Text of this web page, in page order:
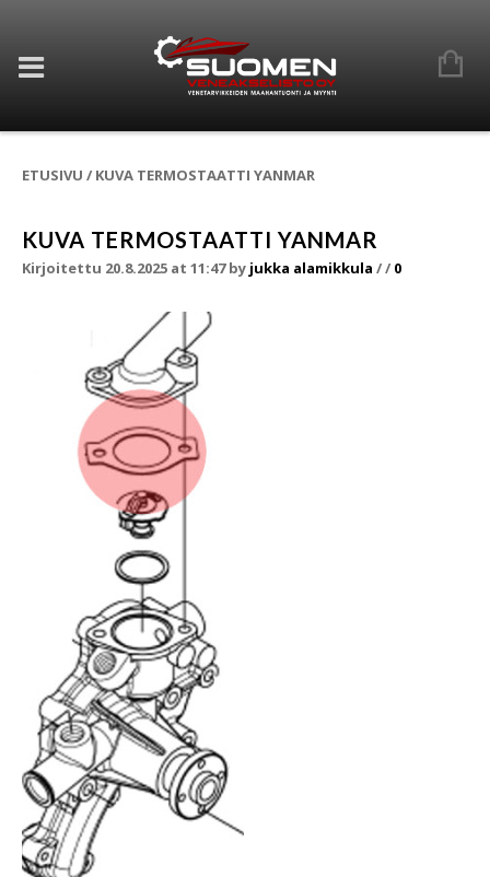
ETUSIVU / KUVA TERMOSTAATTI YANMAR
KUVA TERMOSTAATTI YANMAR
Kirjoitettu 20.8.2025 at 11:47by jukka alamikkula // 0